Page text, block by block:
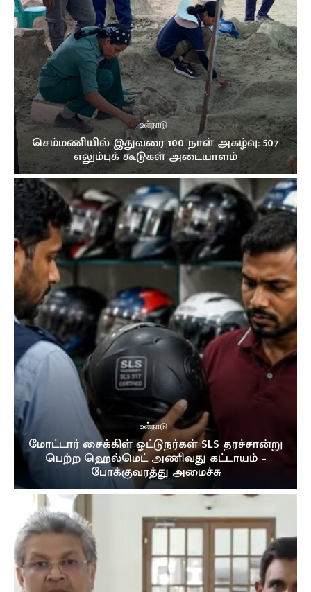
02:16
நான் மருத்துவராக வேண்டும்! ஊடகங்களிடம் மனம்
திறந்த கில்மிசா..
03:39
முத்து சப்பரத்தில் இசைக்குயில்....! மேளதாளத்துடன்
கோலாகல வரவேற்பு..!!
03:05
உள்நாடு
செம்மணியில் இதுவரை 100 நாள் அகழ்வு: 507
எலும்புக் கூடுகள் அடையாளம்
உள்நாடு
மோட்டார் சைக்கிள் ஓட்டுநர்கள் SLS தரச்சான்று
பெற்ற ஹெல்மெட் அணிவது கட்டாயம் –
போக்குவரத்து அமைச்சு